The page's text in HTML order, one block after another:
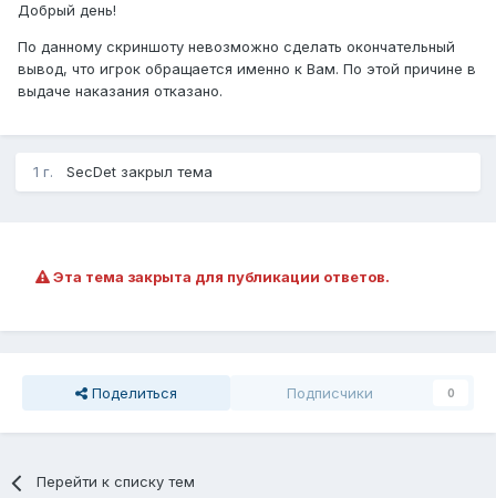
Добрый день!
По данному скриншоту невозможно сделать окончательный
вывод, что игрок обращается именно к Вам. По этой причине в
выдаче наказания отказано.
1 г. SecDet закрыл тема
Эта тема закрыта для публикации ответов.
Поделиться Подписчики 0
Перейти к списку тем